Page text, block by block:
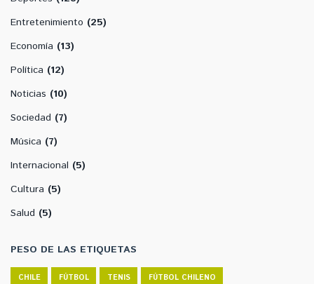
Entretenimiento (25)
Economía (13)
Política (12)
Noticias (10)
Sociedad (7)
Música (7)
Internacional (5)
Cultura (5)
Salud (5)
PESO DE LAS ETIQUETAS
CHILE FÚTBOL TENIS FÚTBOL CHILENO